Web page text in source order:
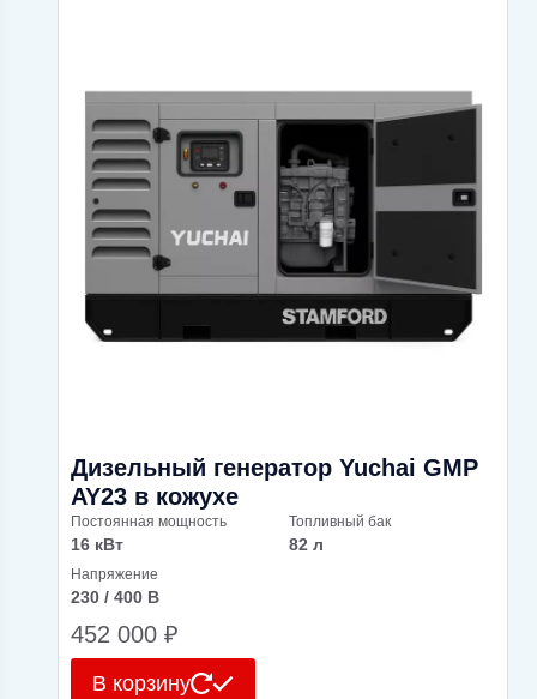
Дизельный генератор Yuchai GMP
AY23 в кожухе
Постоянная мощность
16 кВт
Топливный бак
82 л
Напряжение
230 / 400 В
452 000 ₽
В корзину